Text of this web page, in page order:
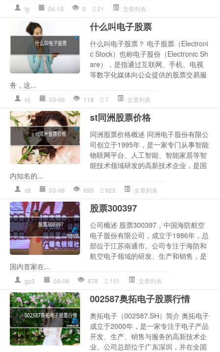
fg 04-15 0 21 文章列表
什么叫电子股票
什么叫电子股票？ 电子股票（Electroni
c Stock）也称电子股份（Electronic Sh
are），是指通过互联网、手机、电视
等数字化媒体向公众提供的股票交易服
务，这...
slj 03-06 118 7 文章列表
st同洲股票价格
同洲股票价格概述 同洲电子股份有限公
司创立于1995年，是一家专门从事智能
物联网平台、人工智能、智能家居等智
能技术领域研发的高新技术企业，是国
内知名的...
stt 03-06 695 923 文章列表
股票300397
公司概述 股票300397，中国海防航空
电子股份有限公司，成立于1986年，总
部位于江苏南通市。公司专注于海防和
航空电子领域的研发、生产和销售，是
国内首家在...
gp3 03-06 678 151 文章列表
002587奥拓电子股票行情
奥拓电子（002587.SH）简介 奥拓电子
成立于2000年，是一家专注于电子产品
开发、生产、销售与服务的高新技术企
业。公司总部位于广东深圳，并在全国